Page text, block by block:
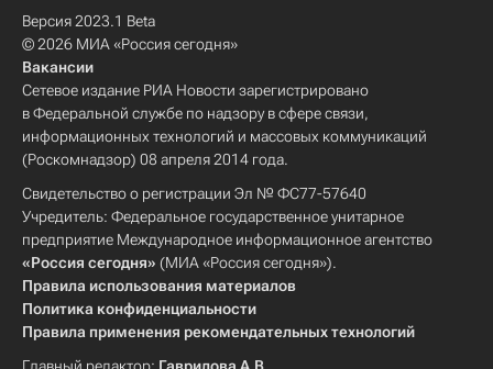
Версия 2023.1 Beta
© 2026 МИА «Россия сегодня»
Вакансии
Сетевое издание РИА Новости зарегистрировано
в Федеральной службе по надзору в сфере связи,
информационных технологий и массовых коммуникаций
(Роскомнадзор) 08 апреля 2014 года.
Свидетельство о регистрации Эл № ФС77-57640
Учредитель: Федеральное государственное унитарное
предприятие Международное информационное агентство
«Россия сегодня» (МИА «Россия сегодня»).
Правила использования материалов
Политика конфиденциальности
Правила применения рекомендательных технологий